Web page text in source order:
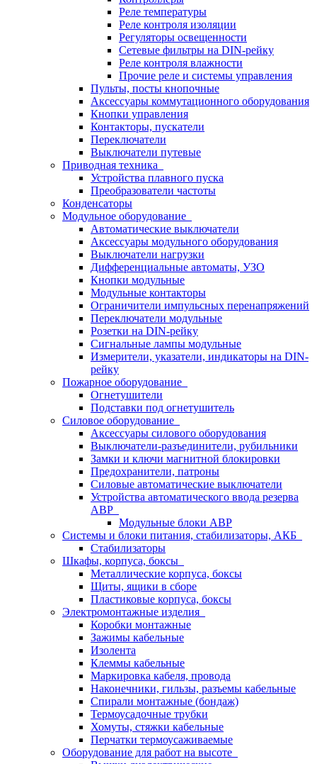
Реле температуры
Реле контроля изоляции
Регуляторы освещенности
Сетевые фильтры на DIN-рейку
Реле контроля влажности
Прочие реле и системы управления
Пульты, посты кнопочные
Аксессуары коммутационного оборудования
Кнопки управления
Контакторы, пускатели
Переключатели
Выключатели путевые
Приводная техника
Устройства плавного пуска
Преобразователи частоты
Конденсаторы
Модульное оборудование
Автоматические выключатели
Аксессуары модульного оборудования
Выключатели нагрузки
Дифференциальные автоматы, УЗО
Кнопки модульные
Модульные контакторы
Ограничители импульсных перенапряжений
Переключатели модульные
Розетки на DIN-рейку
Сигнальные лампы модульные
Измерители, указатели, индикаторы на DIN-
рейку
Пожарное оборудование
Огнетушители
Подставки под огнетушитель
Силовое оборудование
Аксессуары силового оборудования
Выключатели-разъединители, рубильники
Замки и ключи магнитной блокировки
Предохранители, патроны
Силовые автоматические выключатели
Устройства автоматического ввода резерва
АВР
Модульные блоки АВР
Системы и блоки питания, стабилизаторы, АКБ
Стабилизаторы
Шкафы, корпуса, боксы
Металлические корпуса, боксы
Щиты, ящики в сборе
Пластиковые корпуса, боксы
Электромонтажные изделия
Коробки монтажные
Зажимы кабельные
Изолента
Клеммы кабельные
Маркировка кабеля, провода
Наконечники, гильзы, разъемы кабельные
Спирали монтажные (бондаж)
Термоусадочные трубки
Хомуты, стяжки кабельные
Перчатки термоусаживаемые
Оборудование для работ на высоте